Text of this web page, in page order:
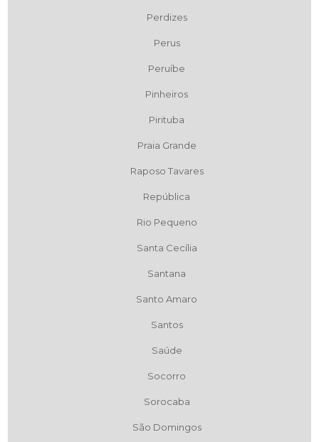
Perdizes
Perus
Peruíbe
Pinheiros
Pirituba
Praia Grande
Raposo Tavares
República
Rio Pequeno
Santa Cecília
Santana
Santo Amaro
Santos
Saúde
Socorro
Sorocaba
São Domingos